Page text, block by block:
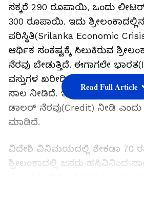
ಸಕ್ಕರೆ 290 ರೂಪಾಯಿ, ಒಂದು
300 ರೂಪಾಯಿ. ಇದು
ಪರಿಸ್ಥಿತಿ(Srilanka Economic
ಆರ್ಥಿಕ ಸಂಕಷ್ಟಕ್ಕೆ ಸಿಲುಕಿರುವ
ನೆರವು ಬೇಡುತ್ತಿದೆ. ಈಗಾಗಲೇ
ವಸ್ತುಗಳ ಖರೀದಿಗೆ 1 ಬಿಲಿಯನ್
ಸಾಲ ನೀಡಿದೆ. ಇದೀಗ ಮತ್ತೆ 1
ಡಾಲರ್ ನೆರವು(Credit) ನೀಡಿ
ಮಾಡಿದೆ.
ವಿದೇಶಿ ವಿನಿಮಯದಲ್ಲಿ ಶೇಕಡಾ 70
ಶ್ರೀಲಂಕಾದಲ್ಲಿ ಜನರು ಹಸಿವಿನಿಂದ
Read Full Article